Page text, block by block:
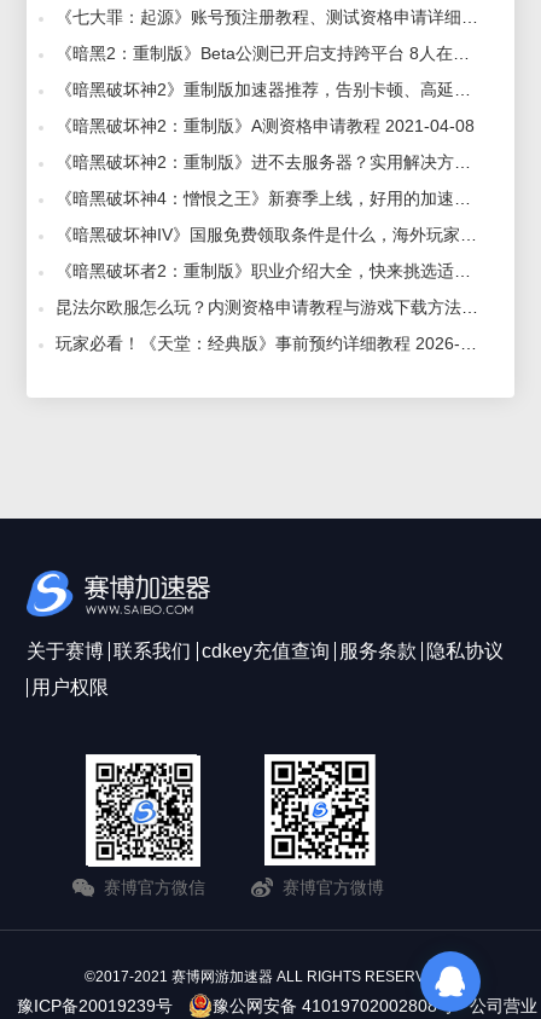
《暗黑破坏神2：重制版》A测资格申请教程 2021-04-08
关于赛博 联系我们 cdkey充值查询 服务条款
隐私协议
用户权限
赛博官方微信 赛博官方微博
©2017-2021 赛博网游加速器 ALL RIGHTS RESERVERD
豫ICP备20019239号 豫公网安备 41019702002808号
公司营业